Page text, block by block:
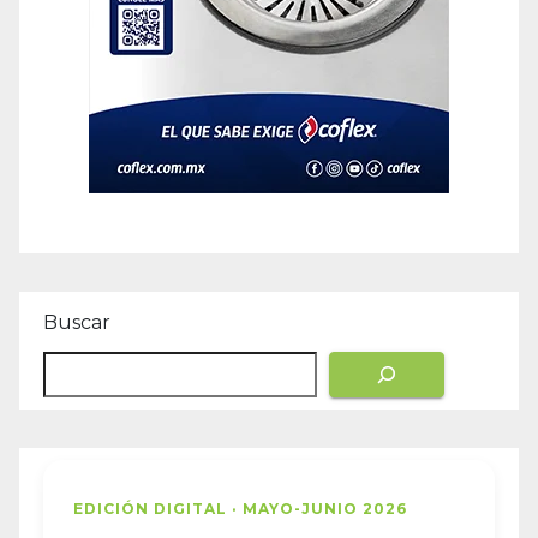
Buscar
EDICIÓN DIGITAL · MAYO-JUNIO 2026